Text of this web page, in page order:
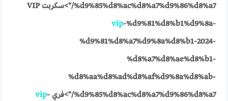
%d9%85%d8%ac%d8%a7%d9%86%d8%a7/">سكربت VIP
vip-%d9%81%d8%b1%d9%8a-
%d9%81%d8%a7%d9%8a%d8%b1-2024-
%d8%a7%d8%ae%d8%b1-
%d8%aa%d8%ad%d8%af%d9%8a%d8%ab-
%d9%85%d8%ac%d8%a7%d9%86%d8%a7/">فري
vip-